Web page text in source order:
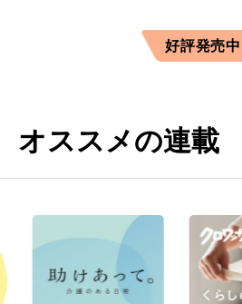
好評発売中
オススメの連載